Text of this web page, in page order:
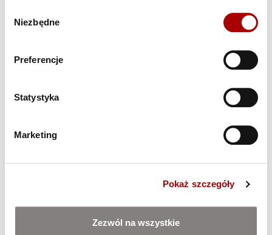
zgody
Niezbędne
Preferencje
Statystyka
Marketing
Pokaż szczegóły
Zezwól na wszystkie